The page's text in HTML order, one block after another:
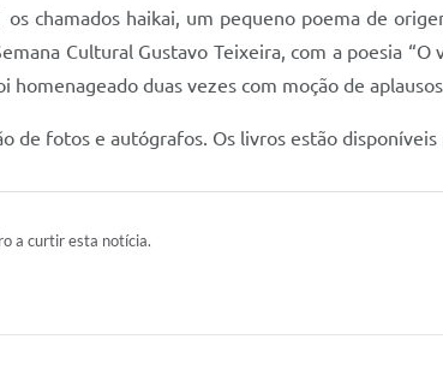
chamados haikai, um pequeno poema de
Cultural Gustavo Teixeira, com a poesia
duas vezes com moção de
de fotos e autógrafos. Os livros estão disponíveis
a curtir esta notícia.